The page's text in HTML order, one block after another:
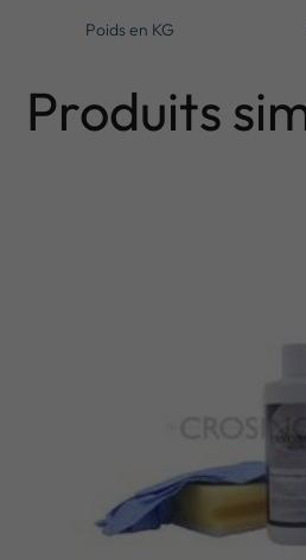
Poids en KG
Produits